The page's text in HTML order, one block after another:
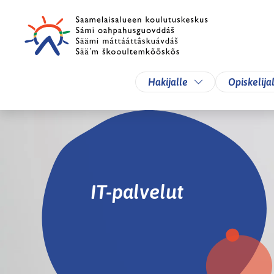
Siirry pääsisältöön Siirry päävalikkoon
Hakijalle Vaihda
IT-palvelut